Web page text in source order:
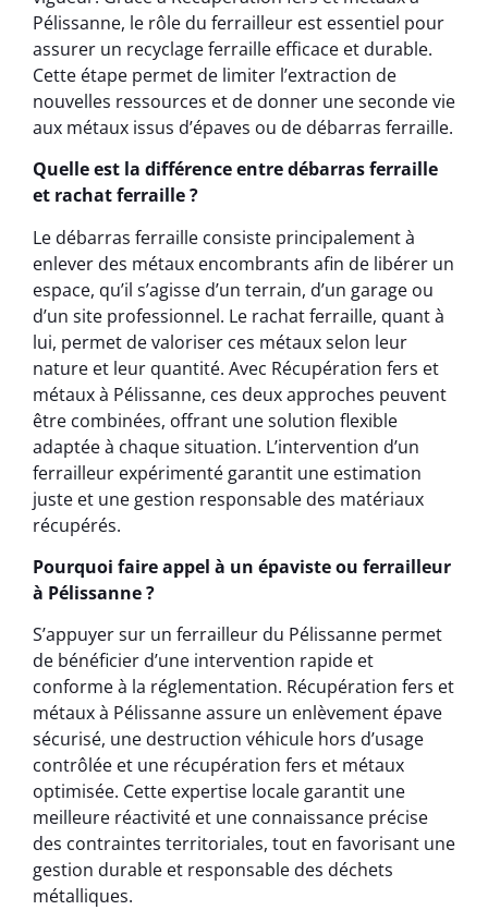
Pélissanne, le rôle du ferrailleur est essentiel pour
assurer un recyclage ferraille efficace et durable.
Cette étape permet de limiter l’extraction de
nouvelles ressources et de donner une seconde vie
aux métaux issus d’épaves ou de débarras ferraille.
Quelle est la différence entre débarras ferraille
et rachat ferraille ?
Le débarras ferraille consiste principalement à
enlever des métaux encombrants afin de libérer un
espace, qu’il s’agisse d’un terrain, d’un garage ou
d’un site professionnel. Le rachat ferraille, quant à
lui, permet de valoriser ces métaux selon leur
nature et leur quantité. Avec Récupération fers et
métaux à Pélissanne, ces deux approches peuvent
être combinées, offrant une solution flexible
adaptée à chaque situation. L’intervention d’un
ferrailleur expérimenté garantit une estimation
juste et une gestion responsable des matériaux
récupérés.
Pourquoi faire appel à un épaviste ou ferrailleur
à Pélissanne ?
S’appuyer sur un ferrailleur du Pélissanne permet
de bénéficier d’une intervention rapide et
conforme à la réglementation. Récupération fers et
métaux à Pélissanne assure un enlèvement épave
sécurisé, une destruction véhicule hors d’usage
contrôlée et une récupération fers et métaux
optimisée. Cette expertise locale garantit une
meilleure réactivité et une connaissance précise
des contraintes territoriales, tout en favorisant une
gestion durable et responsable des déchets
métalliques.